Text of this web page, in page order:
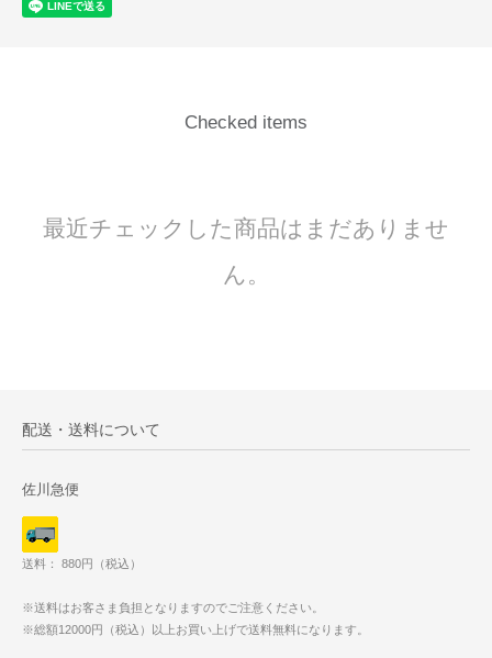
Checked items
最近チェックした商品はまだありませ
ん。
配送・送料について
佐川急便
送料： 880円（税込）
※送料はお客さま負担となりますのでご注意ください。
※総額12000円（税込）以上お買い上げで送料無料になります。